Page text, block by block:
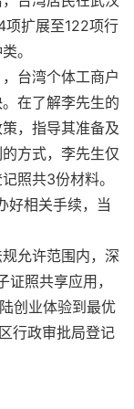
项扩展至122项行
。
台湾个体工商户
在了解李先生的
，指导其准备及
方式，李先生仅
照共3份材料。
好相关手续，当
允许范围内，深
证照共享应用，
创业体验到最优
行政审批局登记